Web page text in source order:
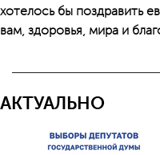
хотелось бы поздравить
вам, здоровья, мира и
АКТУАЛЬНО